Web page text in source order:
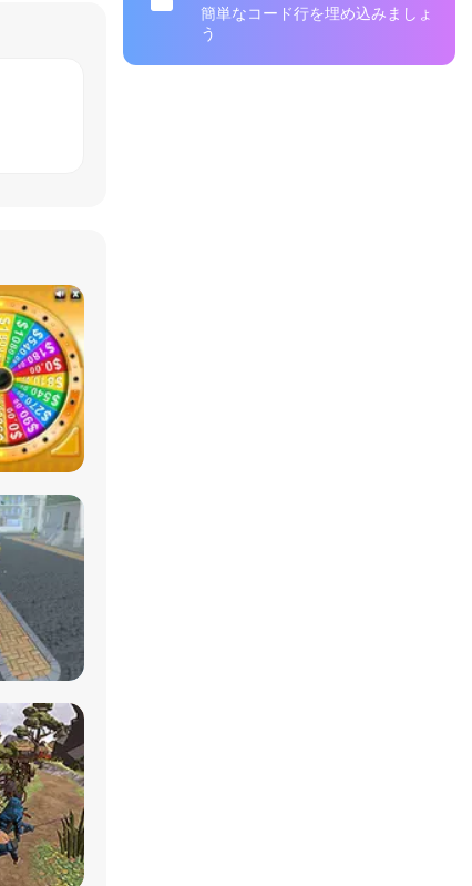
簡単なコード行を埋め込みましょ
う